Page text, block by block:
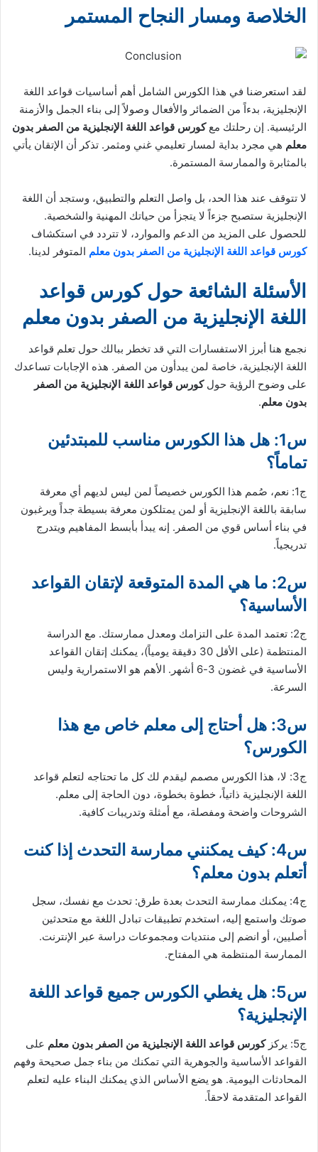
الخلاصة ومسار النجاح المستمر
لقد استعرضنا في هذا الكورس الشامل أهم أساسيات قواعد اللغة
الإنجليزية، بدءاً من الضمائر والأفعال وصولاً إلى بناء الجمل والأزمنة
الرئيسية. إن رحلتك معكورس قواعد اللغة الإنجليزية من الصفر بدون
معلم هي مجرد بداية لمسار تعليمي غني ومثمر. تذكر أن الإتقان يأتي
بالمثابرة والممارسة المستمرة.
لا تتوقف عند هذا الحد، بل واصل التعلم والتطبيق، وستجد أن اللغة
الإنجليزية ستصبح جزءاً لا يتجزأ من حياتك المهنية والشخصية.
للحصول على المزيد من الدعم والموارد، لا تتردد في استكشاف
كورس قواعد اللغة الإنجليزية من الصفر بدون معلم المتوفر لدينا.
الأسئلة الشائعة حول كورس قواعد
اللغة الإنجليزية من الصفر بدون معلم
نجمع هنا أبرز الاستفسارات التي قد تخطر ببالك حول تعلم قواعد
اللغة الإنجليزية، خاصة لمن يبدأون من الصفر. هذه الإجابات تساعدك
على وضوح الرؤية حولكورس قواعد اللغة الإنجليزية من الصفر
بدون معلم.
س1: هل هذا الكورس مناسب للمبتدئين
تماماً؟
ج1: نعم، صُمم هذا الكورس خصيصاً لمن ليس لديهم أي معرفة
سابقة باللغة الإنجليزية أو لمن يمتلكون معرفة بسيطة جداً ويرغبون
في بناء أساس قوي من الصفر. إنه يبدأ بأبسط المفاهيم ويتدرج
تدريجياً.
س2: ما هي المدة المتوقعة لإتقان القواعد
الأساسية؟
ج2: تعتمد المدة على التزامك ومعدل ممارستك. مع الدراسة
المنتظمة (على الأقل 30 دقيقة يومياً)، يمكنك إتقان القواعد
الأساسية في غضون 3-6 أشهر. الأهم هو الاستمرارية وليس
السرعة.
س3: هل أحتاج إلى معلم خاص مع هذا
الكورس؟
ج3: لا، هذا الكورس مصمم ليقدم لك كل ما تحتاجه لتعلم قواعد
اللغة الإنجليزية ذاتياً، خطوة بخطوة، دون الحاجة إلى معلم.
الشروحات واضحة ومفصلة، مع أمثلة وتدريبات كافية.
س4: كيف يمكنني ممارسة التحدث إذا كنت
أتعلم بدون معلم؟
ج4: يمكنك ممارسة التحدث بعدة طرق: تحدث مع نفسك، سجل
صوتك واستمع إليه، استخدم تطبيقات تبادل اللغة مع متحدثين
أصليين، أو انضم إلى منتديات ومجموعات دراسة عبر الإنترنت.
الممارسة المنتظمة هي المفتاح.
س5: هل يغطي الكورس جميع قواعد اللغة
الإنجليزية؟
ج5: يركز كورس قواعد اللغة الإنجليزية من الصفر بدون معلم على
القواعد الأساسية والجوهرية التي تمكنك من بناء جمل صحيحة وفهم
المحادثات اليومية. هو يضع الأساس الذي يمكنك البناء عليه لتعلم
القواعد المتقدمة لاحقاً.